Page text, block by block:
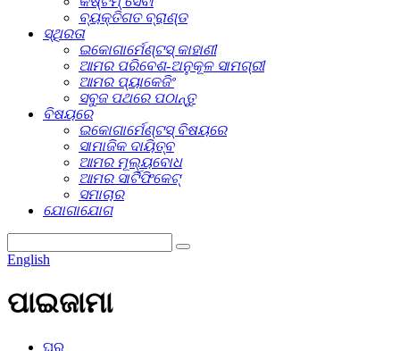
ବ୍ୟକ୍ତିଗତ ବ୍ରାଣ୍ଡ
ସ୍ଥିରତା
ଇକୋଗାର୍ମେଣ୍ଟସ୍ କାହାଣୀ
ଆମର ପରିବେଶ-ଅନୁକୂଳ ସାମଗ୍ରୀ
ଆମର ପ୍ୟାକେଜିଂ
ସବୁଜ ପଥରେ ପଠାନ୍ତୁ
ବିଷୟରେ
ଇକୋଗାର୍ମେଣ୍ଟସ୍ ବିଷୟରେ
ସାମାଜିକ ଦାୟିତ୍ବ
ଆମର ମୂଲ୍ୟବୋଧ
ଆମର ସାର୍ଟିଫିକେଟ୍
ସମାଚାର
ଯୋଗାଯୋଗ
English
ପାଇଜାମା
ଘର